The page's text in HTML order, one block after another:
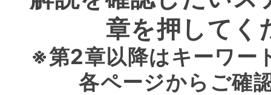
章を押してく
※第2章以降はキーワー
各ページからご確